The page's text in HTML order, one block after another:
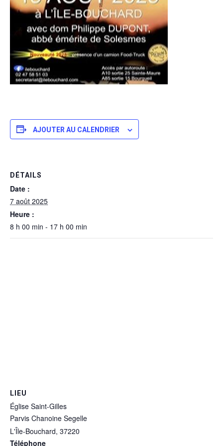
AJOUTER AU CALENDRIER
DÉTAILS
Date :
7 août 2025
Heure :
8 h 00 min - 17 h 00 min
LIEU
Église Saint-Gilles
Parvis Chanoine Segelle
L'Île-Bouchard, 37220
Téléphone